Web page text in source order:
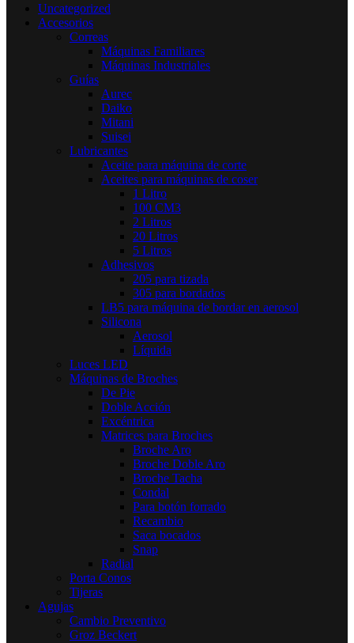
Uncategorized
Accesorios
Correas
Máquinas Familiares
Máquinas Industriales
Guías
Aurec
Daiko
Mitani
Suisei
Lubricantes
Aceite para máquina de corte
Aceites para máquinas de coser
1 Litro
100 CM3
2 Litros
20 Litros
5 Litros
Adhesivos
205 para tizada
305 para bordados
LB5 para máquina de bordar en aerosol
Silicona
Aerosol
Líquida
Luces LED
Máquinas de Broches
De Pie
Doble Acción
Excéntrica
Matrices para Broches
Broche Aro
Broche Doble Aro
Broche Tacha
Condal
Para botón forrado
Recambio
Saca bocados
Snap
Radial
Porta Conos
Tijeras
Agujas
Cambio Preventivo
Groz Beckert